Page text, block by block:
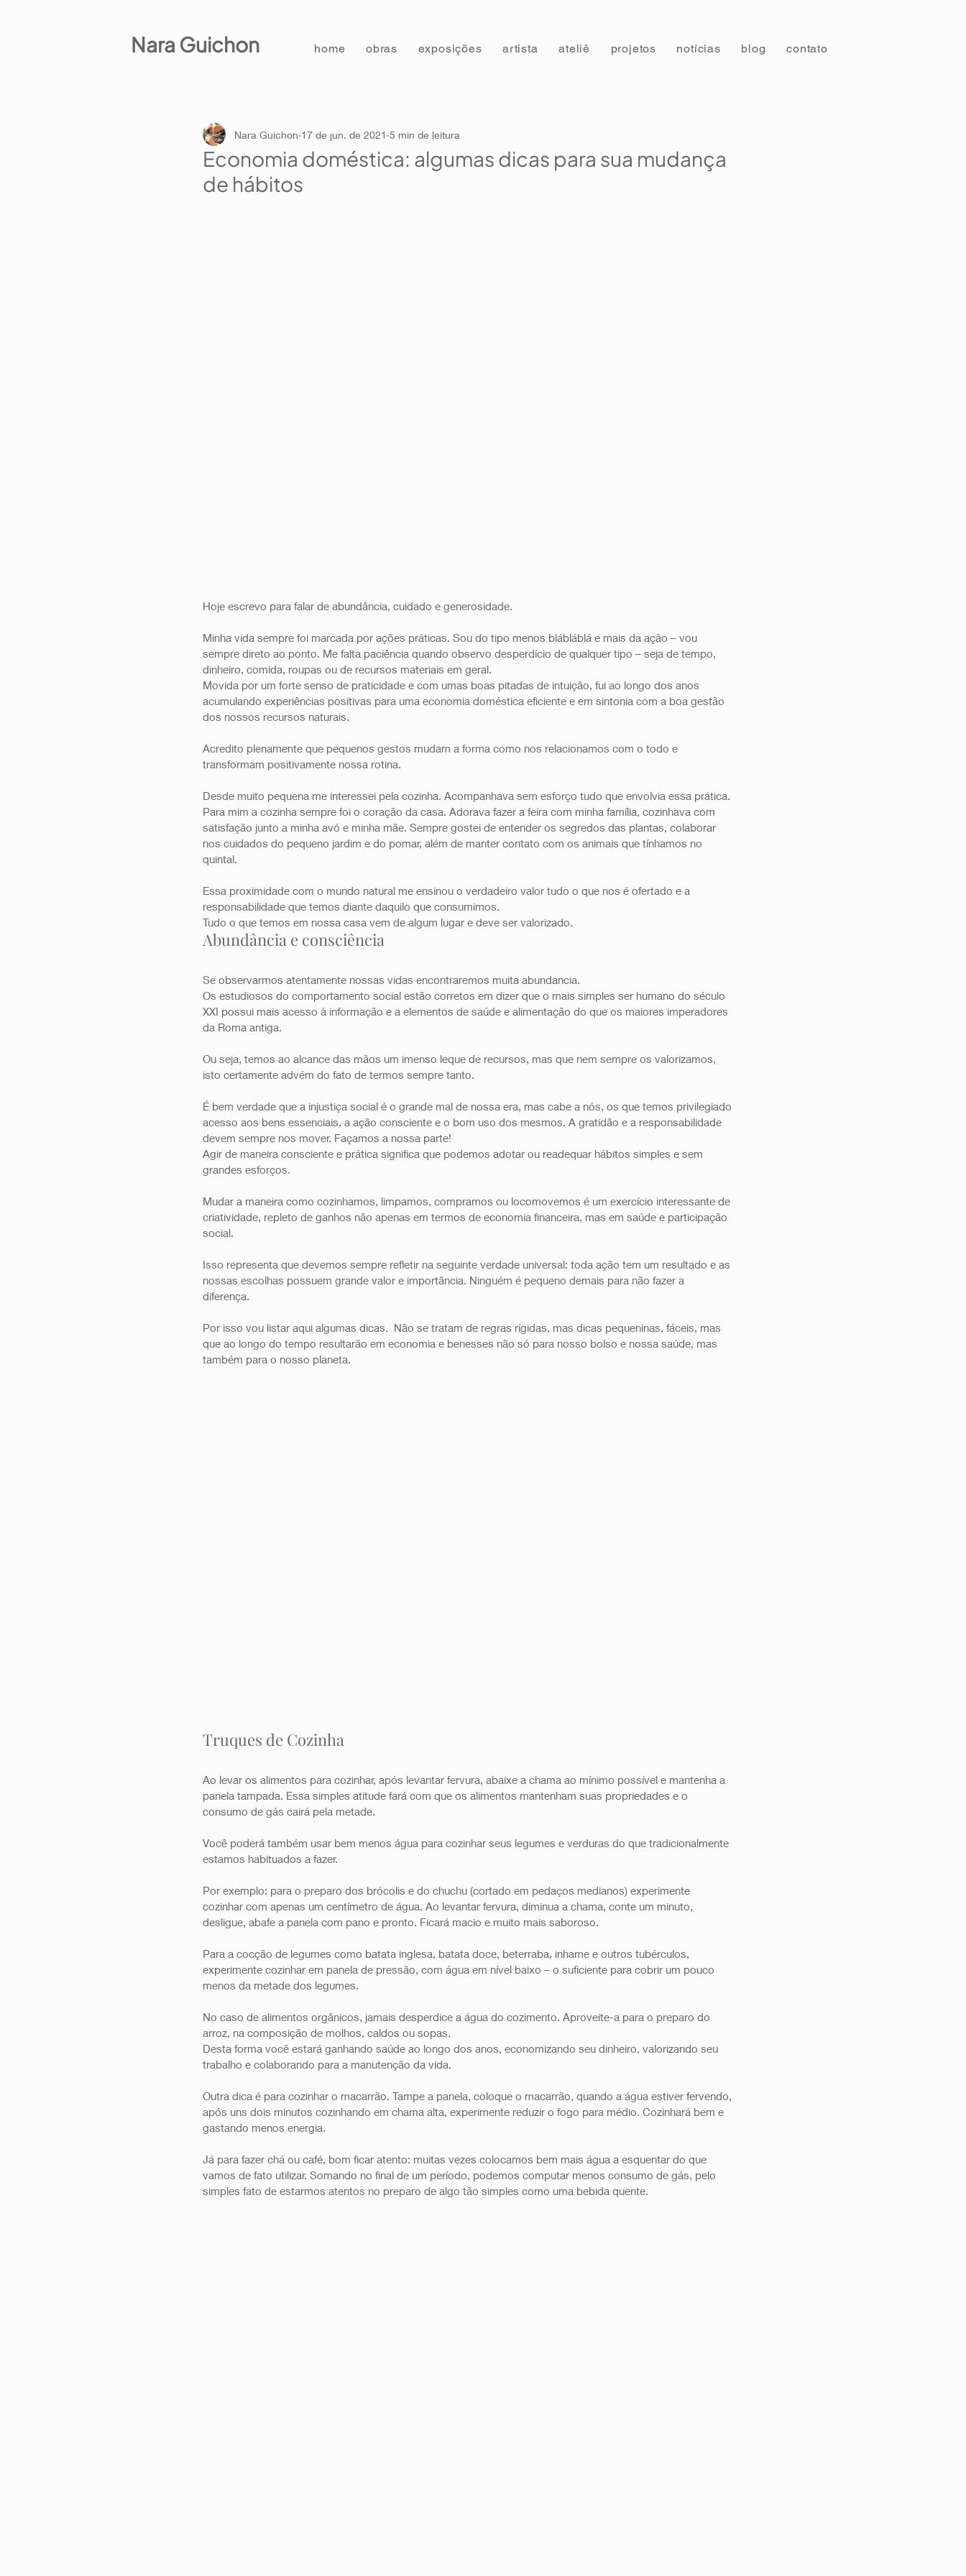
Nara Guichon home obras exposições artista ateliê projetos notícias blog contato
Economia doméstica: algumas dicas para sua mudança
de hábitos
Nara Guichon 17 de jun. de 2021 5 min de leitura
Hoje escrevo para falar de abundância, cuidado e generosidade.
Minha vida sempre foi marcada por ações práticas. Sou do tipo menos blábláblá e mais da ação – vou
sempre direto ao ponto. Me falta paciência quando observo desperdício de qualquer tipo – seja de tempo,
dinheiro, comida, roupas ou de recursos materiais em geral.
Movida por um forte senso de praticidade e com umas boas pitadas de intuição, fui ao longo dos anos
acumulando experiências positivas para uma economia doméstica eficiente e em sintonia com a boa gestão
dos nossos recursos naturais.
Acredito plenamente que pequenos gestos mudam a forma como nos relacionamos com o todo e
transformam positivamente nossa rotina.
Desde muito pequena me interessei pela cozinha. Acompanhava sem esforço tudo que envolvia essa prática.
Para mim a cozinha sempre foi o coração da casa. Adorava fazer a feira com minha família, cozinhava com
satisfação junto a minha avó e minha mãe. Sempre gostei de entender os segredos das plantas, colaborar
nos cuidados do pequeno jardim e do pomar, além de manter contato com os animais que tínhamos no
quintal.
Essa proximidade com o mundo natural me ensinou o verdadeiro valor tudo o que nos é ofertado e a
responsabilidade que temos diante daquilo que consumimos.
Tudo o que temos em nossa casa vem de algum lugar e deve ser valorizado.
Abundância e consciência
Se observarmos atentamente nossas vidas encontraremos muita abundancia.
Os estudiosos do comportamento social estão corretos em dizer que o mais simples ser humano do século
XXI possui mais acesso à informação e a elementos de saúde e alimentação do que os maiores imperadores
da Roma antiga.
Ou seja, temos ao alcance das mãos um imenso leque de recursos, mas que nem sempre os valorizamos,
isto certamente advém do fato de termos sempre tanto.
É bem verdade que a injustiça social é o grande mal de nossa era, mas cabe a nós, os que temos privilegiado
acesso aos bens essenciais, a ação consciente e o bom uso dos mesmos. A gratidão e a responsabilidade
devem sempre nos mover. Façamos a nossa parte!
Agir de maneira consciente e prática significa que podemos adotar ou readequar hábitos simples e sem
grandes esforços.
Mudar a maneira como cozinhamos, limpamos, compramos ou locomovemos é um exercício interessante de
criatividade, repleto de ganhos não apenas em termos de economia financeira, mas em saúde e participação
social.
Isso representa que devemos sempre refletir na seguinte verdade universal: toda ação tem um resultado e as
nossas escolhas possuem grande valor e importância. Ninguém é pequeno demais para não fazer a
diferença.
Por isso vou listar aqui algumas dicas.  Não se tratam de regras rígidas, mas dicas pequeninas, fáceis, mas
que ao longo do tempo resultarão em economia e benesses não só para nosso bolso e nossa saúde, mas
também para o nosso planeta.
Truques de Cozinha
Ao levar os alimentos para cozinhar, após levantar fervura, abaixe a chama ao mínimo possível e mantenha a
panela tampada. Essa simples atitude fará com que os alimentos mantenham suas propriedades e o
consumo de gás cairá pela metade.
Você poderá também usar bem menos água para cozinhar seus legumes e verduras do que tradicionalmente
estamos habituados a fazer.
Por exemplo: para o preparo dos brócolis e do chuchu (cortado em pedaços medianos) experimente
cozinhar com apenas um centímetro de água. Ao levantar fervura, diminua a chama, conte um minuto,
desligue, abafe a panela com pano e pronto. Ficará macio e muito mais saboroso.
Para a cocção de legumes como batata inglesa, batata doce, beterraba, inhame e outros tubérculos,
experimente cozinhar em panela de pressão, com água em nível baixo – o suficiente para cobrir um pouco
menos da metade dos legumes.
No caso de alimentos orgânicos, jamais desperdice a água do cozimento. Aproveite-a para o preparo do
arroz, na composição de molhos, caldos ou sopas.
Desta forma você estará ganhando saúde ao longo dos anos, economizando seu dinheiro, valorizando seu
trabalho e colaborando para a manutenção da vida.
Outra dica é para cozinhar o macarrão. Tampe a panela, coloque o macarrão, quando a água estiver fervendo,
após uns dois minutos cozinhando em chama alta, experimente reduzir o fogo para médio. Cozinhará bem e
gastando menos energia.
Já para fazer chá ou café, bom ficar atento: muitas vezes colocamos bem mais água a esquentar do que
vamos de fato utilizar. Somando no final de um período, podemos computar menos consumo de gás, pelo
simples fato de estarmos atentos no preparo de algo tão simples como uma bebida quente.